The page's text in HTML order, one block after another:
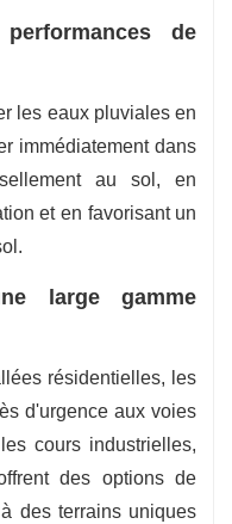
de
les eaux pluviales en
immédiatement dans
au sol, en
et en favorisant un
large gamme
résidentielles, les
d'urgence aux voies
cours industrielles,
des options de
des terrains uniques